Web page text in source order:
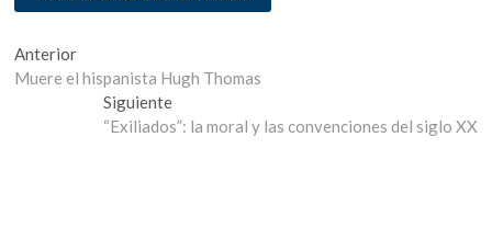
Navegación
de
entradas
AnteriorEntrada
anterior:
Muere el hispanista Hugh Thomas
SiguienteEntrada
siguiente:
“Exiliados”: la moral y las convenciones del siglo XX